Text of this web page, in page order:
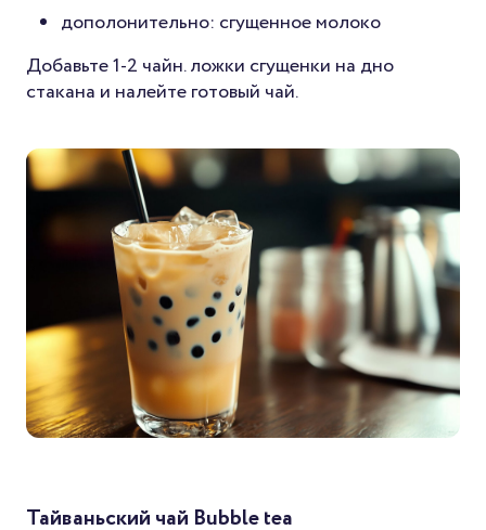
дополонительно: cгущенное молоко
Добавьте 1-2 чайн. ложки сгущенки на дно
стакана и налейте готовый чай.
Тайваньский чай Bubble tea